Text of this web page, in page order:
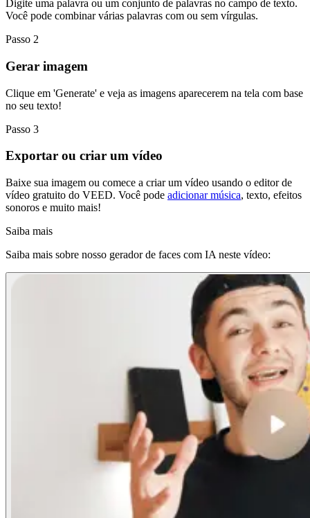
Digite uma palavra ou um conjunto de palavras no campo de texto.
Você pode combinar várias palavras com ou sem vírgulas.
Passo 2
Gerar imagem
Clique em 'Generate' e veja as imagens aparecerem na tela com base
no seu texto!
Passo 3
Exportar ou criar um vídeo
Baixe sua imagem ou comece a criar um vídeo usando o editor de
vídeo gratuito do VEED. Você pode adicionar música, texto, efeitos
sonoros e muito mais!
Saiba mais
Saiba mais sobre nosso gerador de faces com IA neste vídeo: